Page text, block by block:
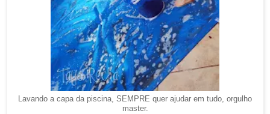
Lavando a capa da piscina, SEMPRE quer ajudar em tudo, orgulho
master.